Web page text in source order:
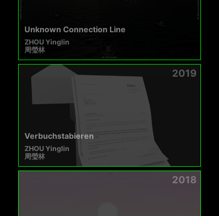
Unknown Connection Line
ZHOU Yinglin
周瑩林
2019
Verbuchstabieren
ZHOU Yinglin
周瑩林
2018